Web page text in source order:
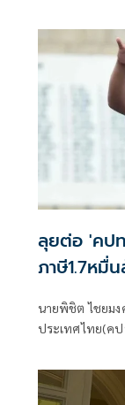
ประกาศพร้อม
ลุยต่อ 'คป
ภาษี1.7หมื่
นายพิชิต ไชยม
ประเทศไทย(คป